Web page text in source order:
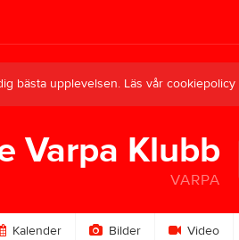
bästa upplevelsen. Läs vår cookiepolicy
Varpa Klubb
VARPA
Kalender Bilder Video